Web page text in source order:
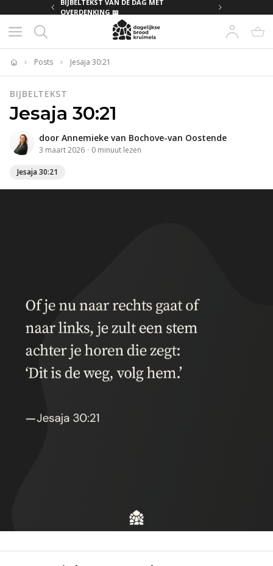
BIJBELTEKST VAN DE DAG MET
OVERDENKING 📖
Home
Posts Jesaja 30:21
BIJBELTEKST
Jesaja 30:21
door Annemieke van Bochove-van Oostende
3 maart 2026 · 0 minuut lezen
Jesaja 30:21